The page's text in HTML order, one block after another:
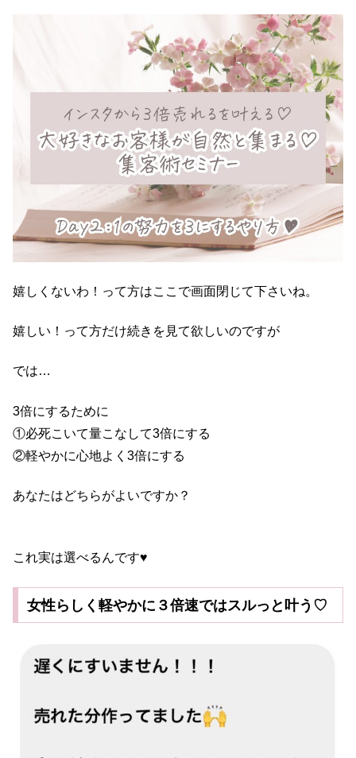
嬉しくないわ！って方はここで画面閉じて下さいね。
嬉しい！って方だけ続きを見て欲しいのですが
では…
3倍にするために
①必死こいて量こなして3倍にする
②軽やかに心地よく3倍にする
あなたはどちらがよいですか？
これ実は選べるんです♥
女性らしく軽やかに３倍速ではスルっと叶う♡